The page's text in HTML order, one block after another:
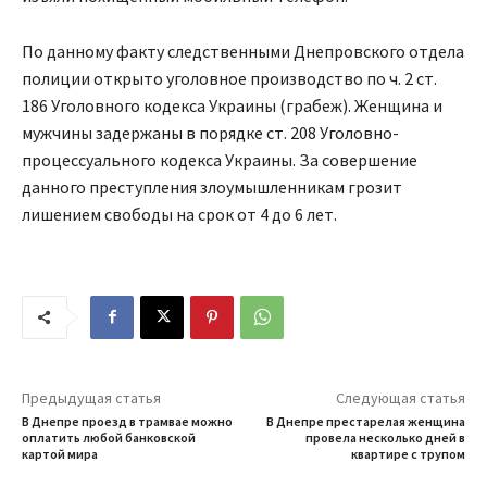
По данному факту следственными Днепровского отдела
полиции открыто уголовное производство по ч. 2 ст.
186 Уголовного кодекса Украины (грабеж). Женщина и
мужчины задержаны в порядке ст. 208 Уголовно-
процессуального кодекса Украины. За совершение
данного преступления злоумышленникам грозит
лишением свободы на срок от 4 до 6 лет.
Предыдущая статья
В Днепре проезд в трамвае можно
оплатить любой банковской
картой мира
Следующая статья
В Днепре престарелая женщина
провела несколько дней в
квартире с трупом